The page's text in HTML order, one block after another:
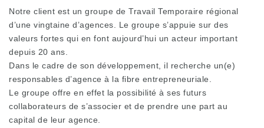
Notre client est un groupe de Travail Temporaire régional
d’une vingtaine d’agences. Le groupe s’appuie sur des
valeurs fortes qui en font aujourd’hui un acteur important
depuis 20 ans.
Dans le cadre de son développement, il recherche un(e)
responsables d’agence à la fibre entrepreneuriale.
Le groupe offre en effet la possibilité à ses futurs
collaborateurs de s’associer et de prendre une part au
capital de leur agence.